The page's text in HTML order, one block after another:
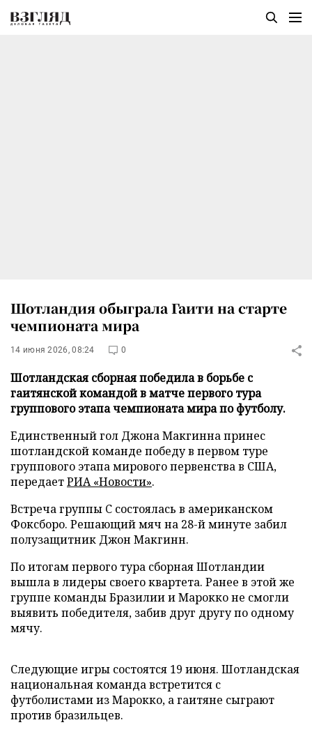
Шотландия обыграла Гаити на старте
чемпионата мира
14 июня 2026, 08:24 0
Шотландская сборная победила в борьбе с
гаитянской командой в матче первого тура
группового этапа чемпионата мира по футболу.
Единственный гол Джона Макгинна принес
шотландской команде победу в первом туре
группового этапа мирового первенства в США,
передаетРИА «Новости».
Встреча группы C состоялась в американском
Фоксборо. Решающий мяч на 28-й минуте забил
полузащитник Джон Макгинн.
По итогам первого тура сборная Шотландии
вышла в лидеры своего квартета. Ранее в этой же
группе команды Бразилии и Марокко не смогли
выявить победителя, забив друг другу по одному
мячу.
Следующие игры состоятся 19 июня. Шотландская
национальная команда встретится с
футболистами из Марокко, а гаитяне сыграют
против бразильцев.